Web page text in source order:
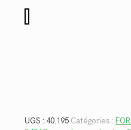
de
UGS : 40.195 Catégories :